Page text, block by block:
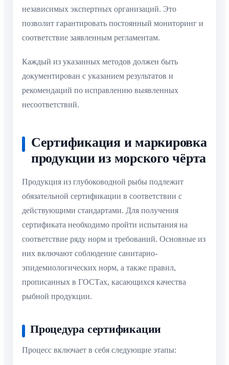
независимых экспертных организаций. Это
позволит гарантировать постоянный мониторинг и
соответствие заявленным регламентам.
Каждый из указанных методов должен быть
документирован с указанием результатов и
рекомендаций по исправлению выявленных
несоответствий.
Сертификация и маркировка
продукции из морского чёрта
Продукция из глубоководной рыбы подлежит
обязательной сертификации в соответствии с
действующими стандартами. Для получения
сертификата необходимо пройти испытания на
соответствие ряду норм и требований. Основные из
них включают соблюдение санитарно-
эпидемиологических норм, а также правил,
прописанных в ГОСТах, касающихся качества
рыбной продукции.
Процедура сертификации
Процесс включает в себя следующие этапы: